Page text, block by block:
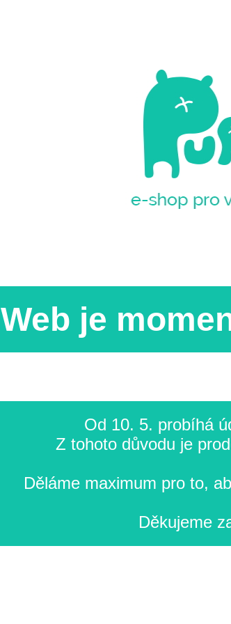
Web je
Od 10. 5. probíhá
Z tohoto důvodu je
Děláme maximum pro to,
Děkujeme